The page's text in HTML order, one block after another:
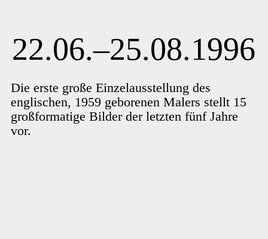
22.06.–25.08.1996
Die erste große Einzelausstellung des
englischen, 1959 geborenen Malers stellt 15
großformatige Bilder der letzten fünf Jahre
vor.